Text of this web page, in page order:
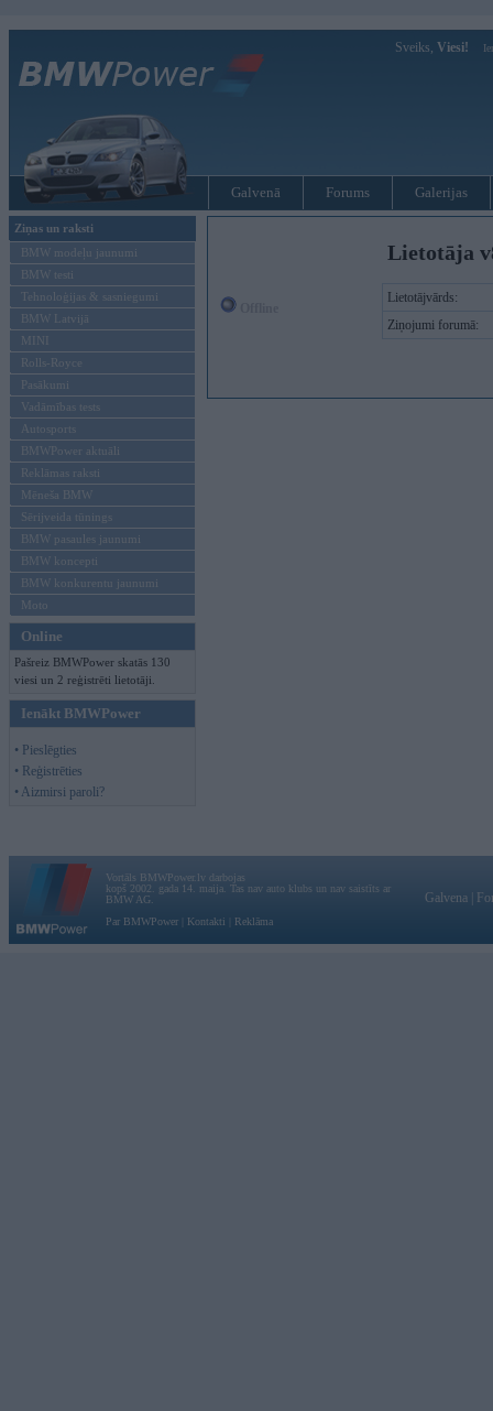
Sveiks, Viesi!
Galvenā Forums Galerijas
Ziņas un raksti
BMW modeļu jaunumi
BMW testi
Tehnoloģijas & sasniegumi
BMW Latvijā
MINI
Rolls-Royce
Pasākumi
Vadāmības tests
Autosports
BMWPower aktuāli
Reklāmas raksti
Mēneša BMW
Sērijveida tūnings
BMW pasaules jaunumi
BMW koncepti
BMW konkurentu jaunumi
Moto
Online
Pašreiz BMWPower skatās 130
viesi un 2 reģistrēti lietotāji.
Ienākt BMWPower
• Pieslēgties
• Reģistrēties
• Aizmirsi paroli?
Lietotāja
Lietotājvārds:
Ziņojumi forumā:
Vortāls BMWPower.lv darbojas
kopš 2002. gada 14. maija. Tas nav auto klubs un nav saistīts ar
BMW AG.
Par BMWPower
Kontakti Reklāma
Galvena